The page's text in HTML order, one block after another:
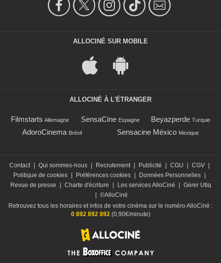
ALLOCINÉ SUR MOBILE
ALLOCINÉ À L'ÉTRANGER
Filmstarts Allemagne SensaCine Espagne Beyazperde Turquie
AdoroCinema Brésil Sensacine México Mexique
Contact | Qui sommes-nous | Recrutement | Publicité | CGU | CGV |
Politique de cookies | Préférences cookies | Données Personnelles |
Revue de presse
| Charte d'écriture | Les services AlloCiné | Gérer Utiq
| ©AlloCiné
Retrouvez tous les horaires et infos de votre cinéma sur le numéro AlloCiné :
0 892 892 892 (0,90€/minute)